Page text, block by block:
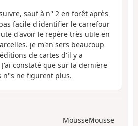
sauf à n° 2 en forêt après
facile d'identifier le carrefour
d'avoir le repère très utile en
je m'en sers beaucoup
de cartes d'il y a
constaté que sur la dernière
n°s ne figurent plus.
MousseMousse